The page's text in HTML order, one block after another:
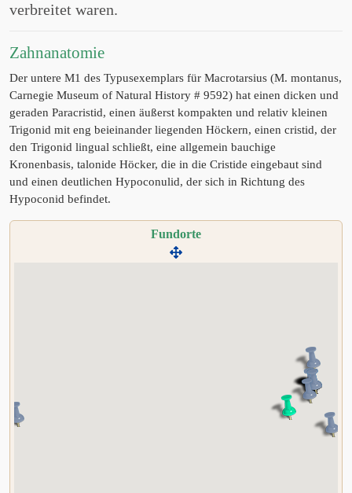
verbreitet waren.
Zahnanatomie
Der untere M1 des Typusexemplars für Macrotarsius (M. montanus,
Carnegie Museum of Natural History # 9592) hat einen dicken und
geraden Paracristid, einen äußerst kompakten und relativ kleinen
Trigonid mit eng beieinander liegenden Höckern, einen cristid, der
den Trigonid lingual schließt, eine allgemein bauchige
Kronenbasis, talonide Höcker, die in die Cristide eingebaut sind
und einen deutlichen Hypoconulid, der sich in Richtung des
Hypoconid befindet.
Fundorte